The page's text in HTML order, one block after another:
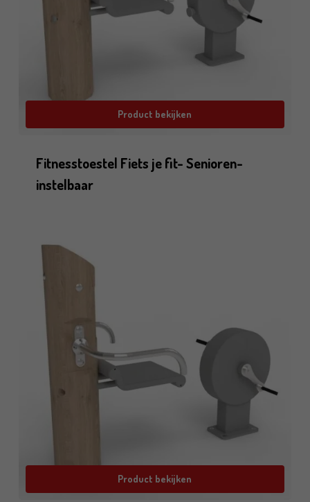
Product bekijken
Fitnesstoestel Fiets je fit- Senioren-
instelbaar
Product bekijken